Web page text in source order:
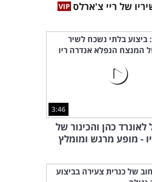
מחרוזת להיטי
יום העצמאות: מיטב
מרתק!
באשוויץ בסרט תיעודי
ומרגש
3:46
כהן והכינור של
- מופע מרגש ומומלץ